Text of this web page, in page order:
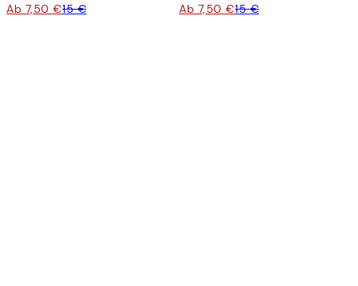
Ab 7,50 €15 € Ab 7,50 €15 €